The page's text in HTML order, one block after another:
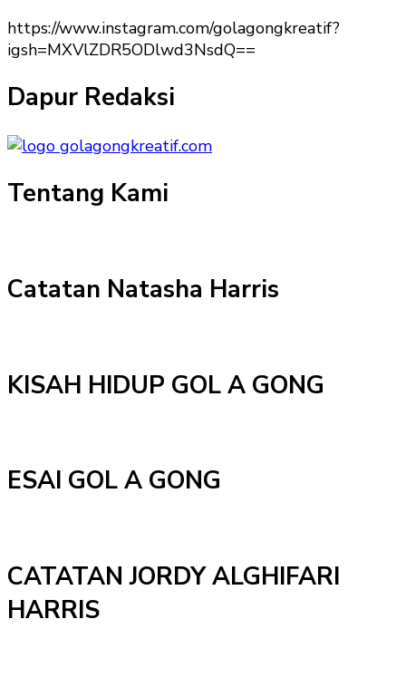
https://www.instagram.com/golagongkreatif?
igsh=MXVlZDR5ODlwd3NsdQ==
Dapur Redaksi
Tentang Kami
Catatan Natasha Harris
KISAH HIDUP GOL A GONG
ESAI GOL A GONG
CATATAN JORDY ALGHIFARI
HARRIS